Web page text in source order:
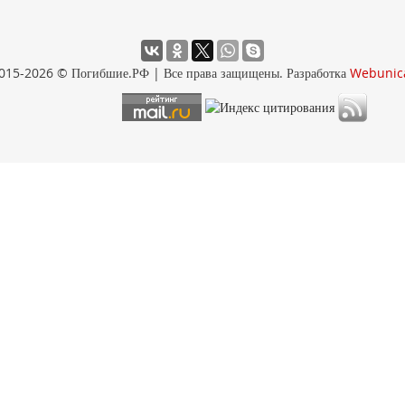
2026 © Погибшие.РФ | Все права защищены. Разработка